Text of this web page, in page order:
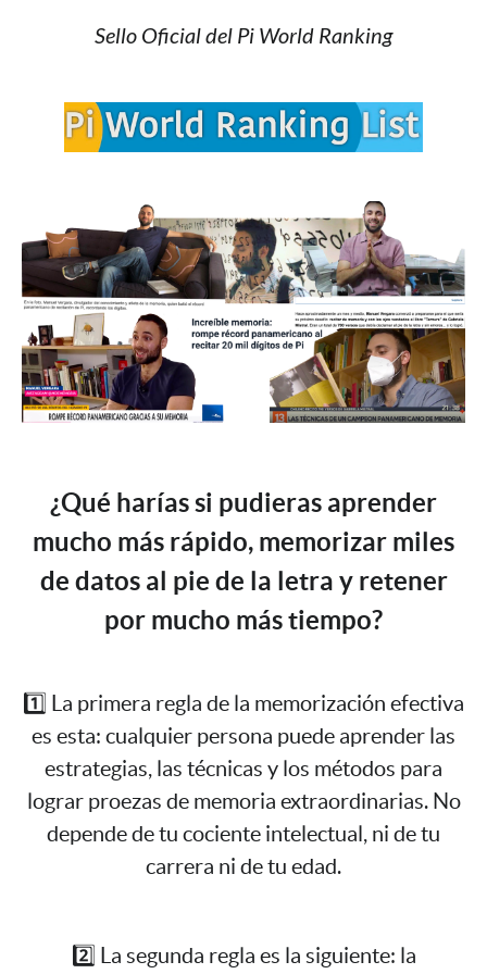
Sello Oficial del Pi World Ranking
¿Qué harías si pudieras aprender
mucho más rápido, memorizar miles
de datos al pie de la letra y retener
por mucho más tiempo?
1️⃣ La primera regla de la memorización efectiva
es esta: cualquier persona puede aprender las
estrategias, las técnicas y los métodos para
lograr proezas de memoria extraordinarias. No
depende de tu cociente intelectual, ni de tu
carrera ni de tu edad.
2️⃣ La segunda regla es la siguiente: la